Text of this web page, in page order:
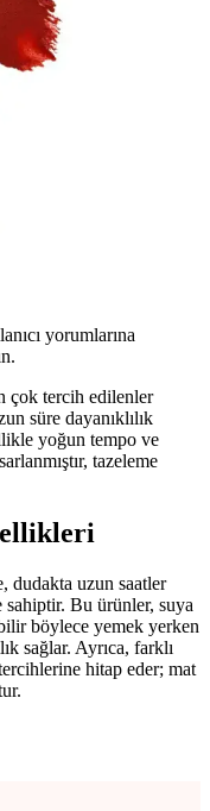
yorumlarına
çok tercih edilenler
süre dayanıklılık
yoğun tempo ve
tazeleme
dudakta uzun saatler
Bu ürünler, suya
böylece yemek yerken
sağlar. Ayrıca, farklı
hitap eder; mat